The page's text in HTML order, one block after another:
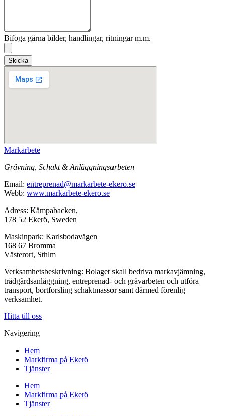
Bifoga gärna bilder, handlingar, ritningar m.m.
Skicka
Markarbete
Grävning, Schakt & Anläggningsarbeten
Email: entreprenad@markarbete-ekero.se
Webb: www.markarbete-ekero.se
Adress: Kämpabacken,
178 52 Ekerö, Sweden
Maskinpark: Karlsbodavägen
168 67 Bromma
Västerort, Sthlm
Verksamhetsbeskrivning: Bolaget skall bedriva markavjämning,
trädgårdsanläggning, entreprenad- och grävarbeten och utföra
transport, bortforsling schaktmassor samt därmed förenlig
verksamhet.
Hitta till oss
Navigering
Hem
Markfirma på Ekerö
Tjänster
Hem
Markfirma på Ekerö
Tjänster